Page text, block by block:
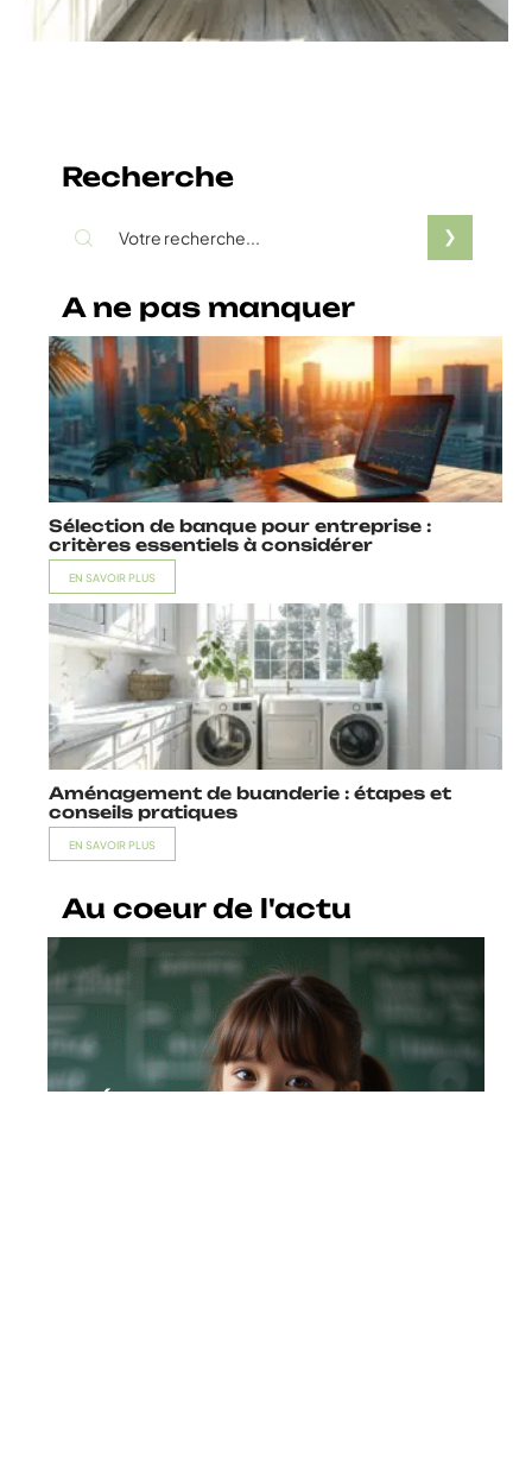
Recherche
A ne pas manquer
Sélection de banque pour entreprise :
critères essentiels à considérer
EN SAVOIR PLUS
Aménagement de buanderie : étapes et
conseils pratiques
EN SAVOIR PLUS
Au coeur de l'actu